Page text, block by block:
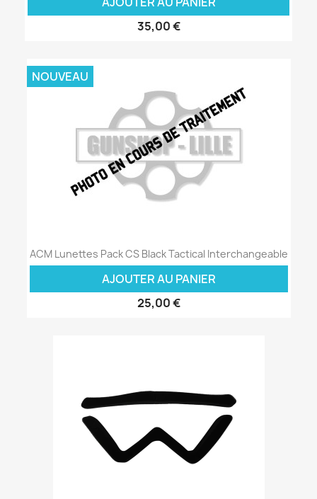
35,00 €
ACM Lunettes Pack CS Black Tactical Interchangeable
AJOUTER AU PANIER
25,00 €
NOUVEAU